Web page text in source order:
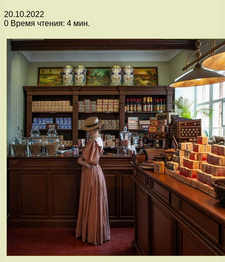
20.10.2022
0 Время чтения: 4 мин.